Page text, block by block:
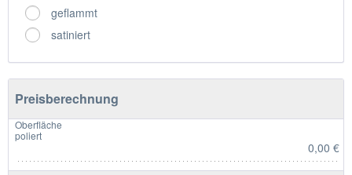
geflammt
satiniert
Preisberechnung
Oberfläche
poliert
0,00 €